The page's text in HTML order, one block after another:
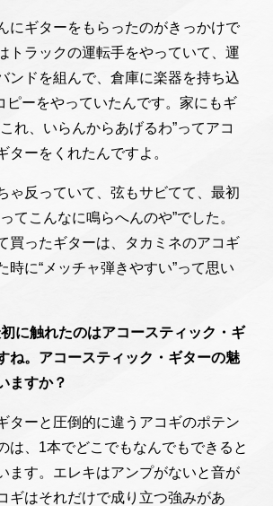
にギターをもらったのがきっかけで
トラックの運転手をやっていて、運
ンドを組んで、倉庫に楽器を持ち込
ピーをやっていたんです。家にもギ
れ、いらんからあげるわ”ってアコ
ターをくれたんですよ。
ゃ反っていて、弦もサビてて、最初
てこんなに鳴らへんのや”でした。
買ったギターは、タカミネのアコギ
時に“メッチャ弾きやすい”って思い
に触れたのはアコースティック・ギ
ね。アコースティック・ギターの魅
ますか？
ターと圧倒的に違うアコギのポテン
は、1本でどこでもなんでもできると
ます。エレキはアンプがないと音が
ギはそれだけで成り立つ強みがあ